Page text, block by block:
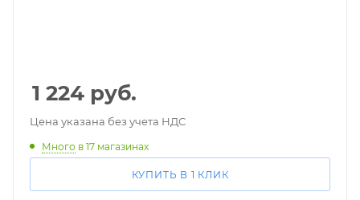
1 224 руб.
Цена указана без учета НДС
Много в 17 магазинах
КУПИТЬ В 1 КЛИК